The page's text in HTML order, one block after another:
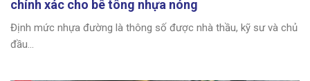
chính xác cho bê tông nhựa nóng
Định mức nhựa đường là thông số được nhà thầu, kỹ sư và chủ
đầu...